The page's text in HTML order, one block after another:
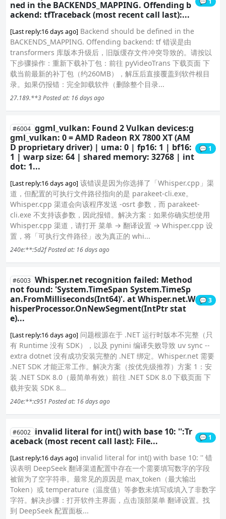
ned in the BACKENDS_MAPPING. Offending b
ackend: tfTraceback (most recent call last):...
[Last reply:16 days ago] Backend should be defined in the
BACKENDS_MAPPING. Offending backend: tf 错误是由
transformers 库版本升级后，旧版缓存文件冲突导致的。请按以
下步骤操作：重新下载补丁包：前往 pyVideoTrans 下载页面 下
载当前最新的补丁包（约260MB），解压后直接覆盖到软件根目
录。如果仍报错：完全卸载软件（删除整个目录...
27.189.**3Posted at: 16 days ago
#6004 ggml_vulkan: Found 2 Vulkan devices:g
gml_vulkan: 0 = AMD Radeon RX 7800 XT (AM
D proprietary driver) | uma: 0 | fp16: 1 | bf16:
1 | warp size: 64 | shared memory: 32768 | int
dot: 1...
💬 1
[Last reply:16 days ago] 该错误是因为你选择了「Whisper.cpp」渠
道，但配置的可执行文件路径指向的是 parakeet-cli.exe。
Whisper.cpp 渠道会向该程序发送 -osrt 参数，而 parakeet-
cli.exe 不支持该参数，因此报错。解决方案：如果你确实想使用
Whisper.cpp 渠道，请打开 菜单 → 翻译设置 → Whisper.cpp 设
置，将「可执行文件路径」改为真正的 whi...
240e:**:5d2fPosted at: 16 days ago
#6003 Whisper.net recognition failed: Method
not found: 'System.TimeSpan System.TimeSp
an.FromMilliseconds(Int64)'. at Whisper.net.W
hisperProcessor.OnNewSegment(IntPtr stat
e)...
💬 3
[Last reply:16 days ago] 问题根源在于 .NET 运行时版本不完整（只
有 Runtime 没有 SDK），以及 pynini 编译失败导致 uv sync --
extra dotnet 没有成功安装完整的 .NET 绑定。Whisper.net 需要
.NET SDK 才能正常工作。解决方案（按优先级推荐）方案 1：安
装 .NET SDK 8.0（最简单有效）前往 .NET SDK 8.0 下载页面 下
载并安装 SDK 8...
240e:**:c951 Posted at: 16 days ago
#6002 invalid literal for int() with base 10: '':Tr
aceback (most recent call last): File...
💬 1
[Last reply:16 days ago] invalid literal for int() with base 10: '' 错
误表明 DeepSeek 翻译渠道配置中存在一个需要填写数字的字段
被留为了空字符串。最常见的原因是 max_token（最大输出
Token）或 temperature（温度值）等参数未填写或填入了非数字
字符。解决步骤：打开软件主界面，点击顶部菜单 翻译设置。找
到 DeepSeek 配置面板...